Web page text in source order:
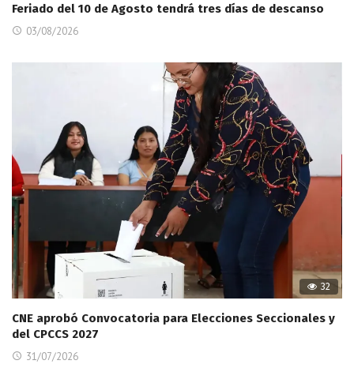
Feriado del 10 de Agosto tendrá tres días de descanso
03/08/2026
32
CNE aprobó Convocatoria para Elecciones Seccionales y
del CPCCS 2027
31/07/2026